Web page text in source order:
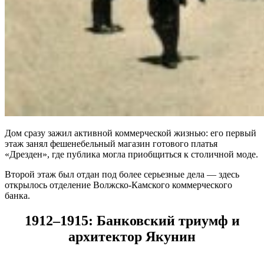
Дом сразу зажил активной коммерческой жизнью: его первый
этаж занял фешенебельный магазин готового платья
«Дрезден», где публика могла приобщиться к столичной моде.
Второй этаж был отдан под более серьезные дела — здесь
открылось отделение Волжско-Камского коммерческого
банка.
1912–1915: Банковский триумф и
архитектор Якунин